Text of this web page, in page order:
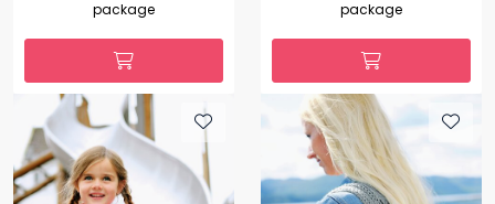
package
package